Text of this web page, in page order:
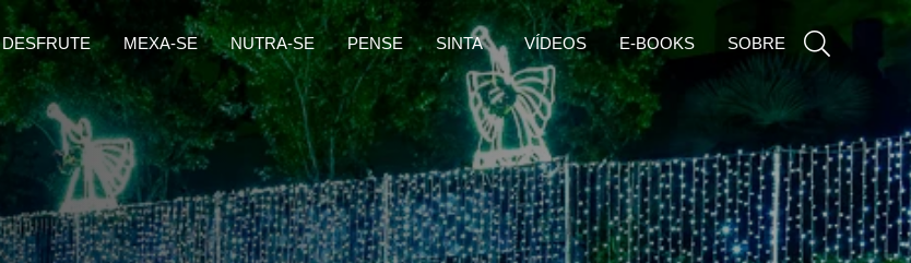
DESFRUTE MEXA-SE NUTRA-SE PENSE SINTA VÍDEOS E-BOOKS SOBRE